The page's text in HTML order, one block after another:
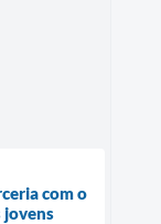
com o
jovens